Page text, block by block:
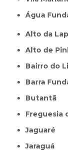
Água
Alto da
Alto de
Bairro do
Barra
Butantã
Freguesia
Jaguaré
Jaraguá